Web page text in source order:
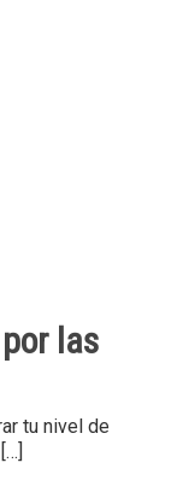
las
tu nivel de
[…]